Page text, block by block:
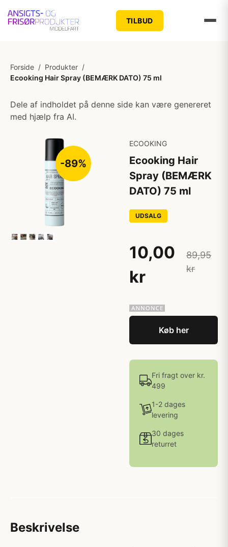
TILBUD
Forside / Produkter /
Ecooking Hair Spray (BEMÆRK DATO) 75 ml
Dele af indholdet på denne side kan være genereret
med hjælp fra AI.
-89%
ECOOKING
Ecooking Hair
Spray (BEMÆRK
DATO) 75 ml
UDSALG
10,00
kr
89,95
kr
Køb her
Fri fragt over kr.
499
1-2 dages
levering
30 dages
returret
Beskrivelse